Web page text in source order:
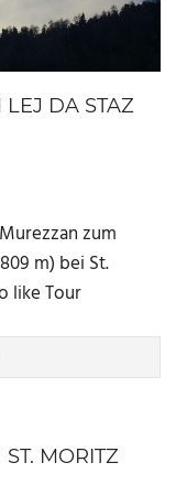
DA STAZ
zum
m) bei St.
like Tour
MORITZ